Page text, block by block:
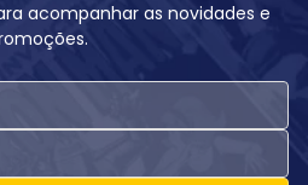
acompanhar as novidades e